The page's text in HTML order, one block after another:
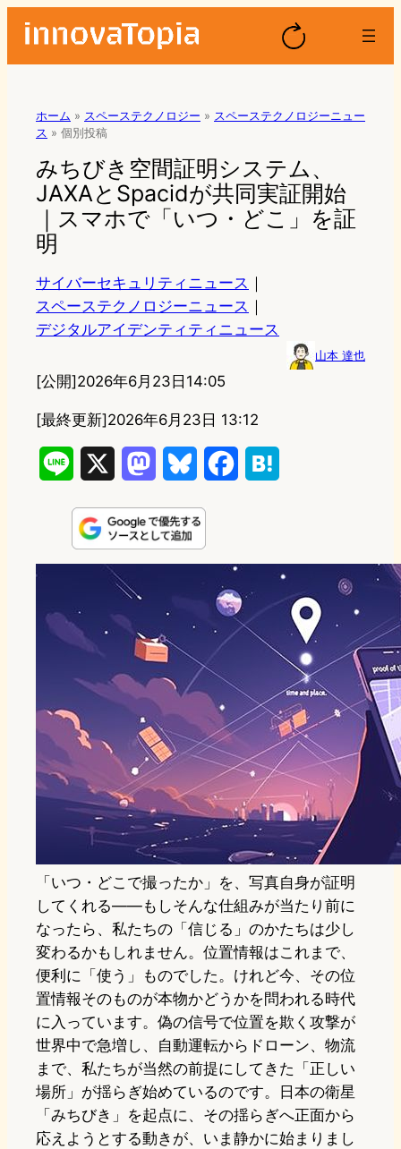
ホーム » スペーステクノロジー » スペーステクノロジーニュー
ス » 個別投稿
みちびき空間証明システム、
JAXAとSpacidが共同実証開始
｜スマホで「いつ・どこ」を証
明
サイバーセキュリティニュース ｜
スペーステクノロジーニュース ｜
デジタルアイデンティティニュース
山本 達也
[公開]2026年6月23日14:05
[最終更新]2026年6月23日 13:12
n
e
s
t
d
o
n
u
e
y
e
b
o
k
e
n
「いつ・どこで撮ったか」を、写真自身が証明
してくれる——もしそんな仕組みが当たり前に
なったら、私たちの「信じる」のかたちは少し
変わるかもしれません。位置情報はこれまで、
便利に「使う」ものでした。けれど今、その位
置情報そのものが本物かどうかを問われる時代
に入っています。偽の信号で位置を欺く攻撃が
世界中で急増し、自動運転からドローン、物流
まで、私たちが当然の前提にしてきた「正しい
場所」が揺らぎ始めているのです。日本の衛星
「みちびき」を起点に、その揺らぎへ正面から
応えようとする動きが、いま静かに始まりまし